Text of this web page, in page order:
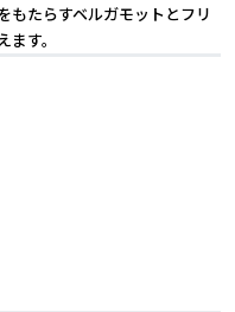
もたらすベルガモットとフリ
す。